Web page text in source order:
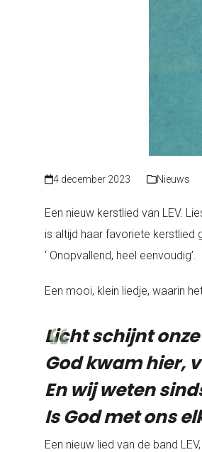
4 december 2023 Nieuws
Een nieuw kerstlied van LEV.
is altijd haar favoriete kerstlied
‘ Onopvallend, heel eenvoudig’.
Een mooi, klein liedje, waarin
Licht schijnt
God kwam hier,
En wij weten
Is God met ons
Een nieuw lied van de band